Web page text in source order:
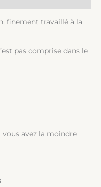
finement travaillé à la
pas comprise dans le
vous avez la moindre